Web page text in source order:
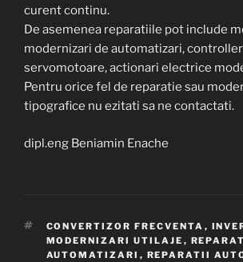
curent continu.
De asemenea reparatiile pot include
modernizari de automatizari,
servomotoare, actionari electrice
Pentru orice fel de reparatie sau
tipografice nu ezitati sa ne contactati.
dipl.eng Beniamin Enache
TAGS
CONVERTIZOR FRECVENTA ,
MODERNIZARI UTILAJE ,
AUTOMATIZARI , REPARATII